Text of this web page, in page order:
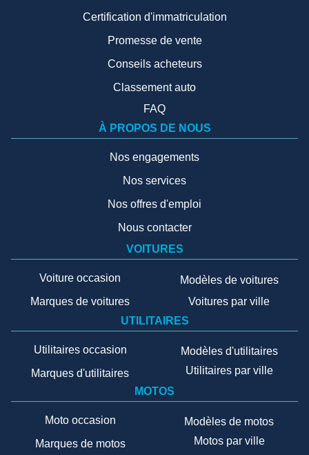
Certification d'immatriculation
Promesse de vente
Conseils acheteurs
Classement auto
FAQ
À PROPOS DE NOUS
Nos engagements
Nos services
Nos offres d'emploi
Nous contacter
VOITURES
Voiture occasion
Marques de voitures
Modèles de voitures
Voitures par ville
UTILITAIRES
Utilitaires occasion
Marques d'utilitaires
Modèles d'utilitaires
Utilitaires par ville
MOTOS
Moto occasion
Marques de motos
Modèles de motos
Motos par ville